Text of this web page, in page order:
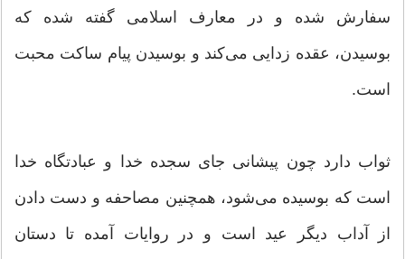
سفارش شده و در معارف اسلامی گفته شده که
بوسیدن، عقده زدایی می‌کند و بوسیدن پیام ساکت محبت
است.
ثواب دارد چون پیشانی جای سجده خدا و عبادتگاه خدا
است که بوسیده می‌شود، همچنین مصاحفه و دست دادن
از آداب دیگر عید است و در روایات آمده تا دستان